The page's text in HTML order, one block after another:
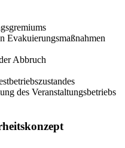
Evakuierungsmaßnahmen
Abbruch
des Veranstaltungsbetriebs